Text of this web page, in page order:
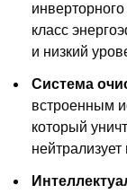
класс
и низкий
Система
встроенным
который